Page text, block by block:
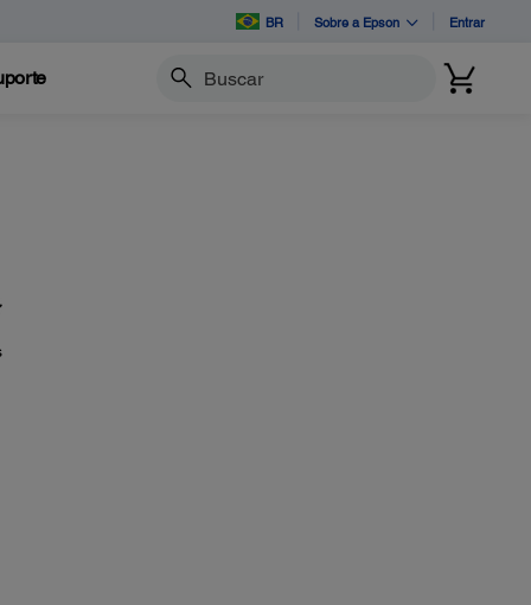
BR Sobre a Epson Entrar
Buscar